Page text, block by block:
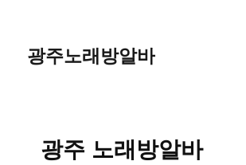
광주노래방알바
광주 노래방알바